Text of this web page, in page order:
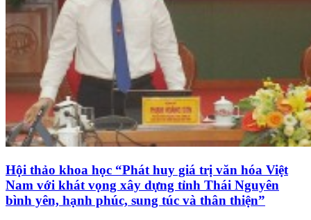
Hội thảo khoa học “Phát huy giá trị văn hóa Việt
Nam với khát vọng xây dựng tỉnh Thái Nguyên
bình yên, hạnh phúc, sung túc và thân thiện”